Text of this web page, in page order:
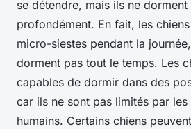
se détendre, mais ils ne
profondément. En fait, les
micro-siestes pendant la
dorment pas tout le temps. Les
capables de dormir dans des
car ils ne sont pas limités par
humains. Certains chiens